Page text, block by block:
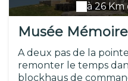
à 26
Musée
A deux pas de la
remonter le temps
blockhaus de